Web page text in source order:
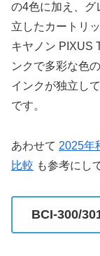
の4色に加え、グ
立したカートリ
キヤノン PIXUS
ンクで多彩な色
インクが独立し
です。
あわせて 2025年
比較 も参考にし
BCI-300/